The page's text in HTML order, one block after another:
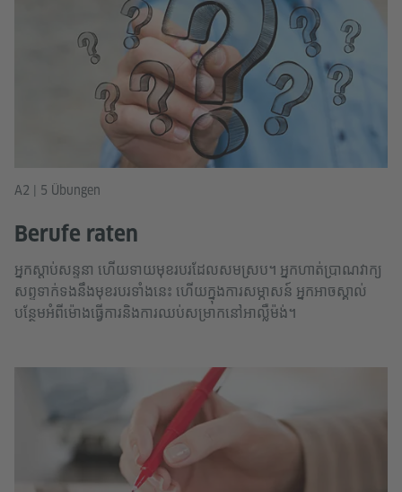
A2 | 5 Übungen
Berufe raten
អ្នកស្តាប់សន្ទនា ហើយទាយមុខរបរដែលសមស្រប។ អ្នកហាត់ប្រាណវាក្យ
សព្ទទាក់ទងនឹងមុខរបរទាំងនេះ ហើយក្នុងការសម្ភាសន៍ អ្នកអាចស្គាល់
បន្ថែមអំពីម៉ោងធ្វើការនិងការឈប់សម្រាកនៅអាល្លឺម៉ង់។